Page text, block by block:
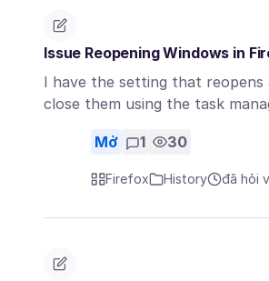
Issue Reopening Windows in
I have the setting that
close them using the task
Mở 1 30
Firefox History đã hỏi